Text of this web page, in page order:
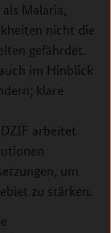
Malaria,
nicht die
gefährdet.
im Hinblick
klare
arbeitet
um
zu stärken.